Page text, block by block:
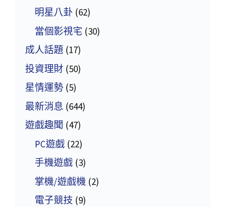
明星八卦 (62)
當個影視宅 (30)
成人話題 (17)
投資理財 (50)
星情運勢 (5)
最新消息 (644)
遊戲趣聞 (47)
PC遊戲 (22)
手機遊戲 (3)
掌機/遊戲機 (2)
電子競技 (9)